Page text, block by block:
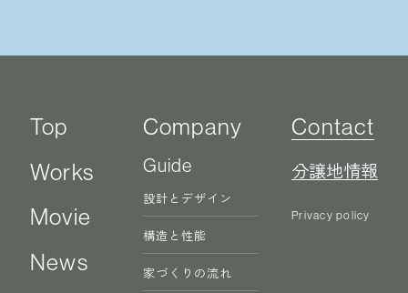
Top
Works
Movie
News
Company
Guide
設計とデザイン
構造と性能
家づくりの流れ
Contact
分譲地情報
Privacy policy